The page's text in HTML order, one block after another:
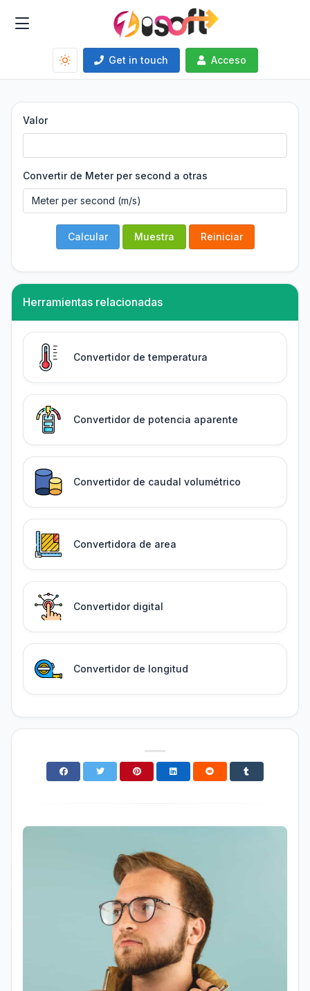
Get in touch Acceso
Valor
Convertir de Meter per second a otras
Calcular Muestra Reiniciar
Herramientas relacionadas
Convertidor de temperatura
Convertidor de potencia aparente
Convertidor de caudal volumétrico
Convertidora de area
Convertidor digital
Convertidor de longitud